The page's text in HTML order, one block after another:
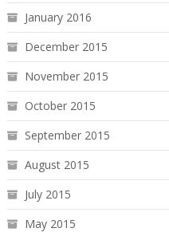
January 2016
December 2015
November 2015
October 2015
September 2015
August 2015
July 2015
May 2015